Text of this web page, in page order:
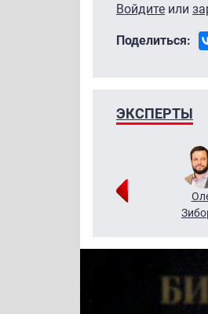
Войдите или
Поделиться:
ЭКСПЕРТЫ